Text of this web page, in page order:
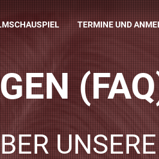
TERMINE UND
UNSERE